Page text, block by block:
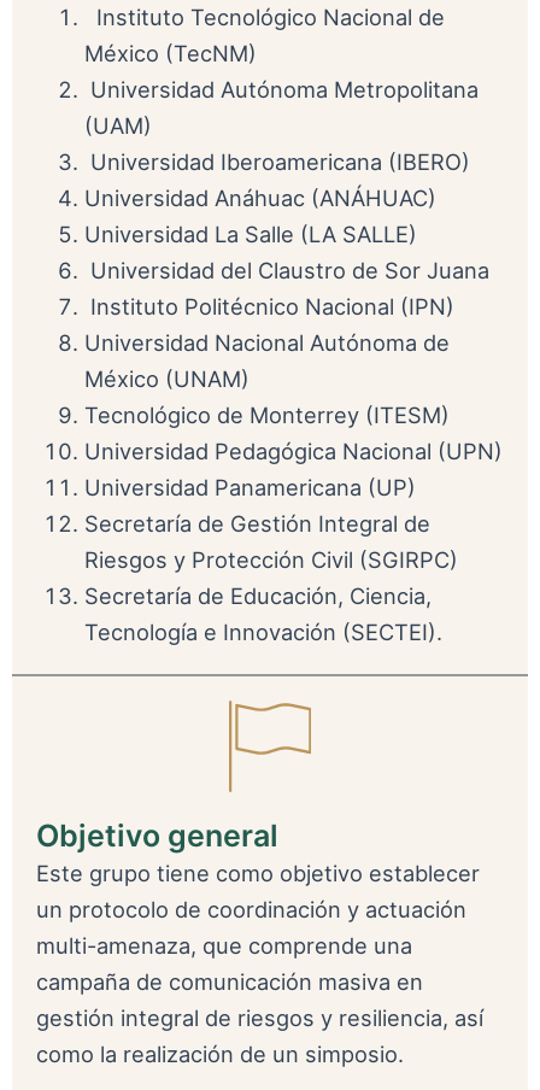
Instituto Tecnológico Nacional de
México (TecNM)
Universidad Autónoma Metropolitana
(UAM)
Universidad Iberoamericana (IBERO)
Universidad Anáhuac (ANÁHUAC)
Universidad La Salle (LA SALLE)
Universidad del Claustro de Sor Juana
Instituto Politécnico Nacional (IPN)
Universidad Nacional Autónoma de
México (UNAM)
Tecnológico de Monterrey (ITESM)
Universidad Pedagógica Nacional (UPN)
Universidad Panamericana (UP)
Secretaría de Gestión Integral de
Riesgos y Protección Civil (SGIRPC)
Secretaría de Educación, Ciencia,
Tecnología e Innovación (SECTEI).
Objetivo general
Este grupo tiene como objetivo establecer
un protocolo de coordinación y actuación
multi-amenaza, que comprende una
campaña de comunicación masiva en
gestión integral de riesgos y resiliencia, así
como la realización de un simposio.